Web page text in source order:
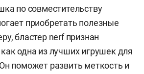
по совместительству
приобретать полезные
бластер nerf признан
одна из лучших игрушек для
поможет развить меткость и